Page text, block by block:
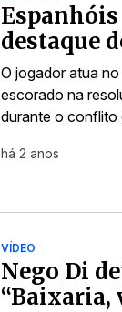
destaque
O jogador atua
escorado na
durante o conflito
há 2 anos
VÍDEO
Nego Di
“Baixaria,